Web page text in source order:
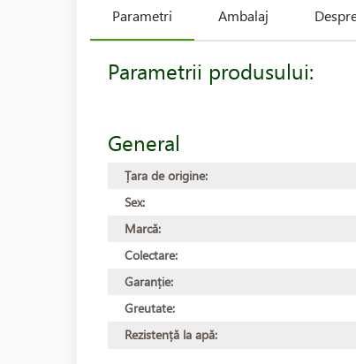
Parametri Ambalaj
Parametrii produsului:
General
Țara de origine:
Sex:
Marcă:
Colectare:
Garanție:
Greutate:
Rezistență la apă: